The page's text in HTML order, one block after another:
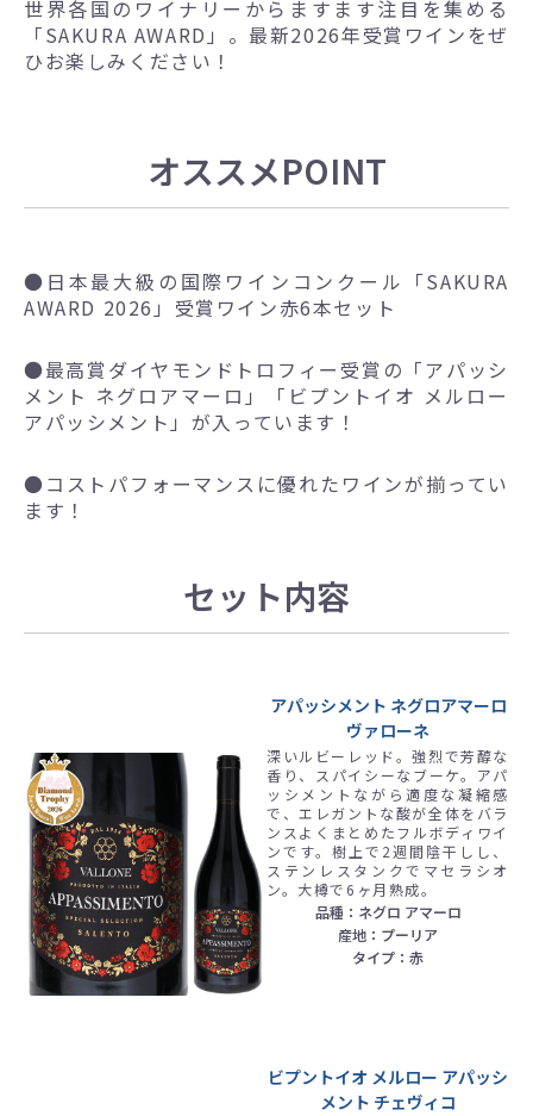
世界各国のワイナリーからますます注目を集める
「SAKURA AWARD」。最新2026年受賞ワインをぜ
ひお楽しみください！
オススメPOINT
● 日本最大級の国際ワインコンクール「SAKURA
AWARD 2026」受賞ワイン赤6本セット
●最高賞ダイヤモンドトロフィー受賞の「アパッシ
メント ネグロアマーロ」「ビプントイオ メルロー
アパッシメント」が入っています！
●コストパフォーマンスに優れたワインが揃ってい
ます！
セット内容
アパッシメント ネグロアマーロ
ヴァローネ
深いルビーレッド。強烈で芳醇な
香り、スパイシーなブーケ。アパ
ッシメントながら適度な凝縮感
で、エレガントな酸が全体をバラ
ンスよくまとめたフルボディワイ
ンです。樹上で2週間陰干しし、
ステンレスタンクでマセラシオ
ン。大樽で6ヶ月熟成。
品種：ネグロ アマーロ
産地：プーリア
タイプ：赤
ビプントイオ メルロー アパッシ
メント チェヴィコ